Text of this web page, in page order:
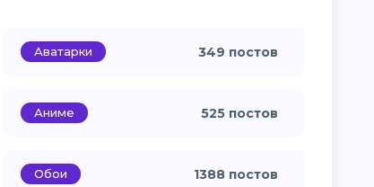
Аватарки 349 постов
Аниме 525 постов
Обои 1388 постов